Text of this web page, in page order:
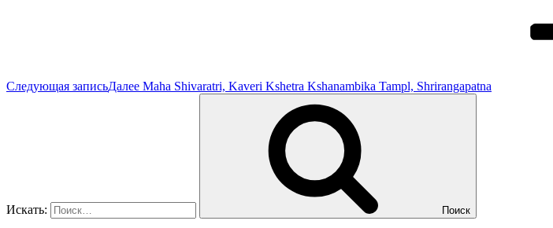
Следующая записьДалее Maha Shivaratri, Kaveri Kshetra Kshanambika Tampl, Shrirangapatna
Искать: Поиск